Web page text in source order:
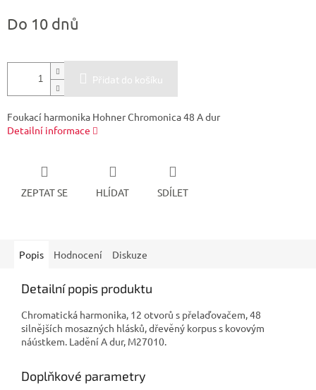
cena:
Do 10 dnů
Přidat do košíku
Foukací harmonika Hohner Chromonica 48 A dur
Detailní informace
ZEPTAT SE HLÍDAT SDÍLET
Popis Hodnocení Diskuze
Detailní popis produktu
Chromatická harmonika, 12 otvorů s přelaďovačem, 48
silnějších mosazných hlásků, dřevěný korpus s kovovým
náústkem. Ladění A dur, M27010.
Doplňkové parametry